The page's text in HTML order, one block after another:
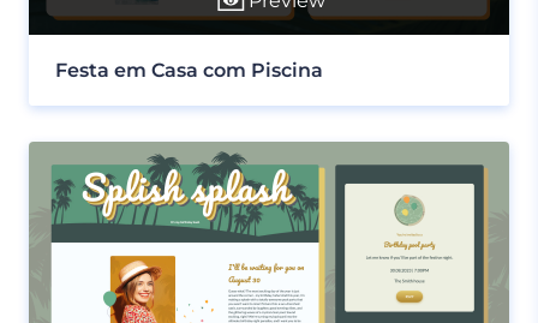
Festa em Casa com Piscina